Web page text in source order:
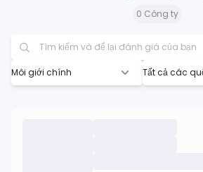
0 Công ty